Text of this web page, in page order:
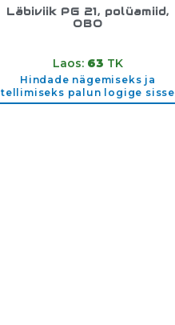
Läbiviik PG 21, polüamiid,
OBO
Laos: 63 TK
Hindade nägemiseks ja
tellimiseks palun logige sisse